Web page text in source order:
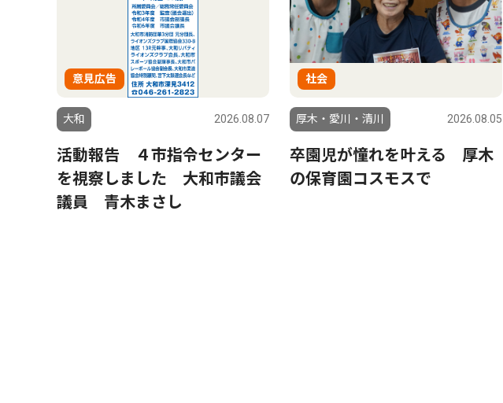
意見広告
大和 2026.08.07
活動報告 ４市指令センター
を視察しました 大和市議会
議員 青木まさし
社会
厚木・愛川・清川 2026.08.05
卒園児が憧れを叶える 厚木
の保育園コスモスで